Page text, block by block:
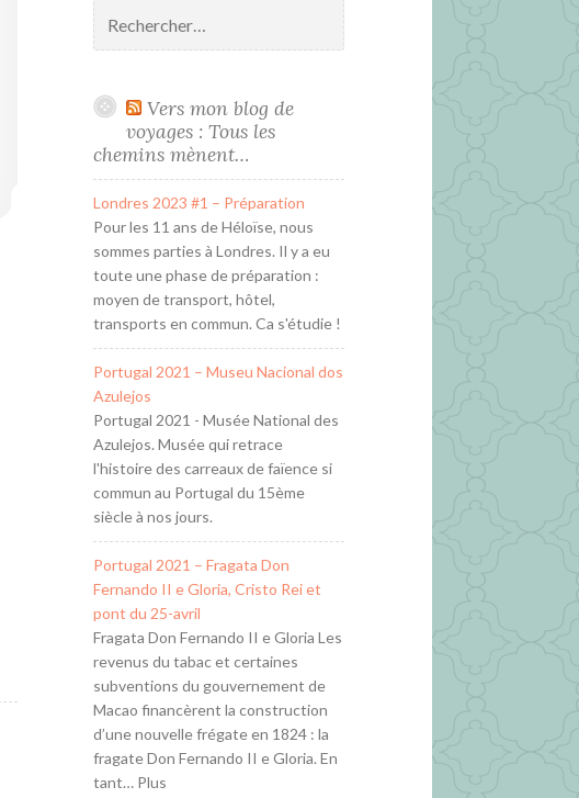
Vers mon blog de
voyages : Tous les
chemins mènent…
Londres 2023 #1 – Préparation
Pour les 11 ans de Héloïse, nous
sommes parties à Londres. Il y a eu
toute une phase de préparation :
moyen de transport, hôtel,
transports en commun. Ca s'étudie !
Portugal 2021 – Museu Nacional dos
Azulejos
Portugal 2021 - Musée National des
Azulejos. Musée qui retrace
l'histoire des carreaux de faïence si
commun au Portugal du 15ème
siècle à nos jours.
Portugal 2021 – Fragata Don
Fernando II e Gloria, Cristo Rei et
pont du 25-avril
Fragata Don Fernando II e Gloria Les
revenus du tabac et certaines
subventions du gouvernement de
Macao financèrent la construction
d’une nouvelle frégate en 1824 : la
fragate Don Fernando II e Gloria. En
tant… Plus